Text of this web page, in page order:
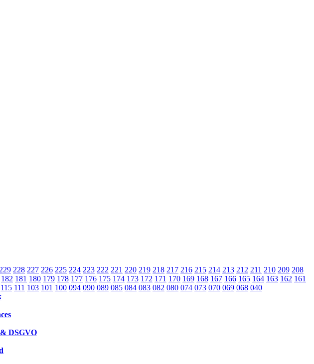
229 228 227 226 225 224 223 222 221 220 219 218 217 216 215 214 213 212 211 210 209 208
182 181 180 179 178 177 176 175 174 173 172 171 170 169 168 167 166 165 164 163 162 161
115 111 103 101 100 094 090 089 085 084 083 082 080 074 073 070 069 068 040
DSGVO